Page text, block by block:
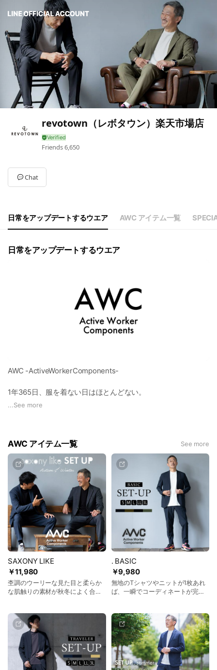
revotown（レボタウン）楽天市場店
Friends6,650
Chat
日常をアップデートするウエア AWC アイテム一覧
日常をアップデートするウエア
AWC -ActiveWorkerComponents-
1年365日、服を着ない日はほとんどない。
仕事でも遊びでも、私たちは毎日悩んで服を纏う。
AWCはそんな常識を覆すことを目標に、いつ、どこで、だれが
着ても、
最高のパフォーマンスが発揮できるアイテムを創って行きま
す。
新しい時代には、新しい服(ウエア)を。
毎日をアップデートするウエア
AWC -ActiveWorkerComponents-
...See more
AWC アイテム一覧 See more
￥11,980
SAXONY LIKE
杢調のウーリーな見た目と柔らか
な肌触りの素材が秋冬によく合
な動きやすい伸縮性。きちんと感
がありながらも、リラックス感も
両立する毎日着たくなるラクな着
心地。
￥9,980
. BASIC
無地のTシャツやニットが1枚あれ
ば、一瞬でコーディネートが完成
ベート、どちらでもお気軽にご利
用いただけます。